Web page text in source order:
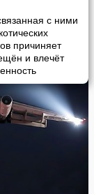
с ними
причиняет
и влечёт